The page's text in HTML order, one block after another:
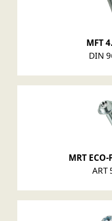
MFT
DIN
MRT ECO-
ART